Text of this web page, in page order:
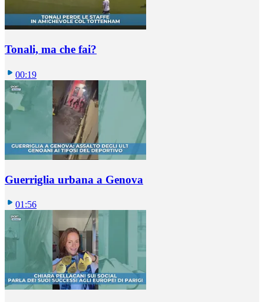
Tonali, ma che fai?
00:19
Guerriglia urbana a Genova
01:56